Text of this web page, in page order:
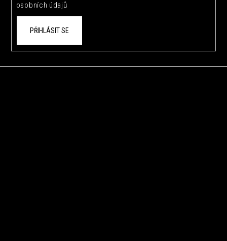
osobních údajů
PŘIHLÁSIT SE